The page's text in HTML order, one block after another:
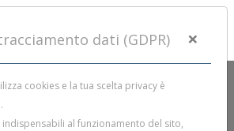
dati (GDPR) ×
cookies e la tua scelta privacy è
al funzionamento del sito,